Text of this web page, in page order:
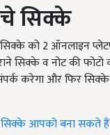
सिक्के
को 2 ऑनलाइन
सिक्के व नोट की
करेगा और फिर
आपको बना सकते हैं